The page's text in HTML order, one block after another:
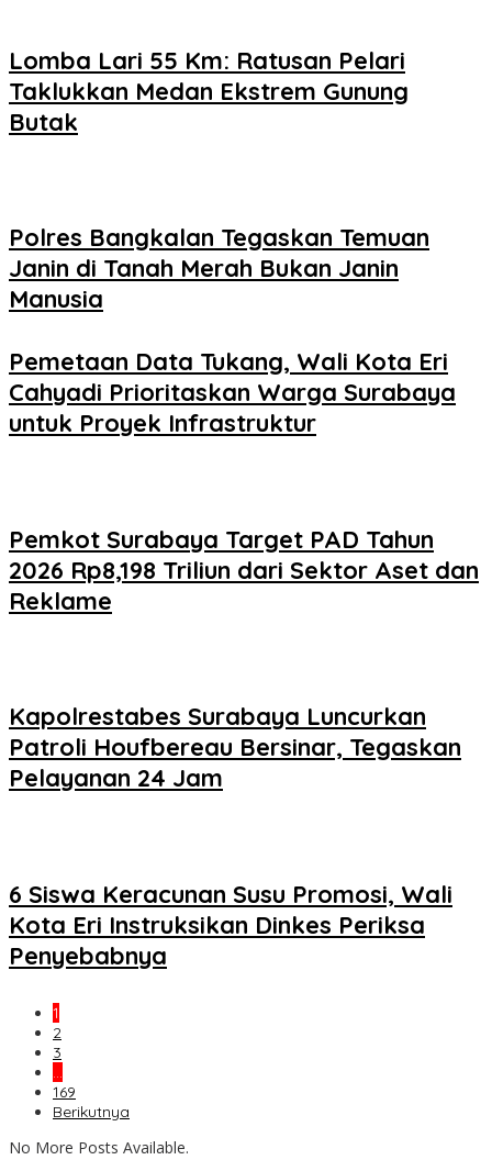
Lomba Lari 55 Km: Ratusan Pelari
Taklukkan Medan Ekstrem Gunung
Butak
Polres Bangkalan Tegaskan Temuan
Janin di Tanah Merah Bukan Janin
Manusia
Pemetaan Data Tukang, Wali Kota Eri
Cahyadi Prioritaskan Warga Surabaya
untuk Proyek Infrastruktur
Pemkot Surabaya Target PAD Tahun
2026 Rp8,198 Triliun dari Sektor Aset dan
Reklame
Kapolrestabes Surabaya Luncurkan
Patroli Houfbereau Bersinar, Tegaskan
Pelayanan 24 Jam
6 Siswa Keracunan Susu Promosi, Wali
Kota Eri Instruksikan Dinkes Periksa
Penyebabnya
1
2
3
…
169
Berikutnya
No More Posts Available.